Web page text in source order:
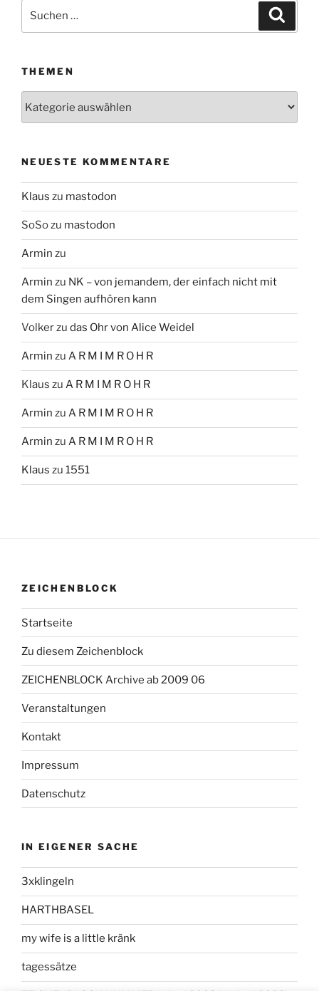
Suchen
THEMEN
NEUESTE KOMMENTARE
Klaus zu mastodon
SoSozu mastodon
Armin zu
Armin zu NK – von jemandem, der einfach nicht mit
dem Singen aufhören kann
Volkerzu das Ohr von Alice Weidel
Armin zu A R M I M R O H R
Klaus zu A R M I M R O H R
Armin zu A R M I M R O H R
Armin zu A R M I M R O H R
Klaus zu 1551
ZEICHENBLOCK
Startseite
Zu diesem Zeichenblock
ZEICHENBLOCK Archive ab 2009 06
Veranstaltungen
Kontakt
Impressum
Datenschutz
IN EIGENER SACHE
3xklingeln
HARTHBASEL
my wife is a little kränk
tagessätze